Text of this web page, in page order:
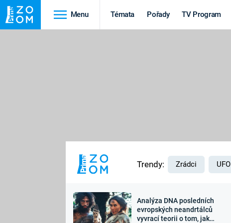
Menu Témata Pořady TV Program
Výročí
Trendy: Zrádci UFO
Analýza DNA posledních
evropských neandrtálců
vyvrací teorii o tom, jak